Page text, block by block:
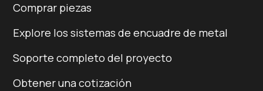
Comprar piezas
Explore los sistemas de encuadre de metal
Soporte completo del proyecto
Obtener una cotización